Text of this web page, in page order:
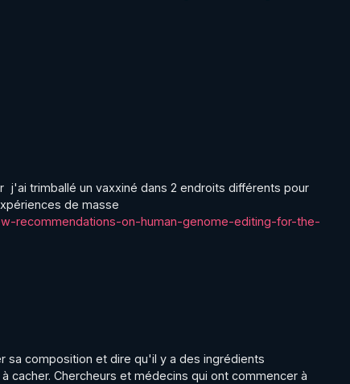
j'ai trimballé un vaxxiné dans 2 endroits différents pour
recommendations-on-human-genome-editing-for-the-
sa composition et dire qu'il y a des ingrédients
Chercheurs et médecins qui ont commencer à